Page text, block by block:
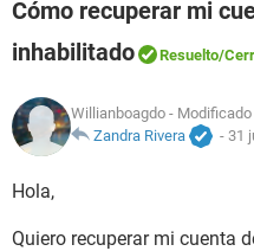
Cómo recuperar mi
inhabilitado
Resuelto/
Willianboagdo - Modificado
Zandra Rivera
- 31
Hola,
Quiero recuperar mi cuenta